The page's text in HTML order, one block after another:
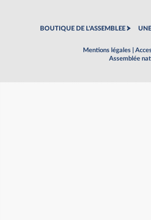
BOUTIQUE DE L'ASSEMBLEE
Mentions légales
Assemblée